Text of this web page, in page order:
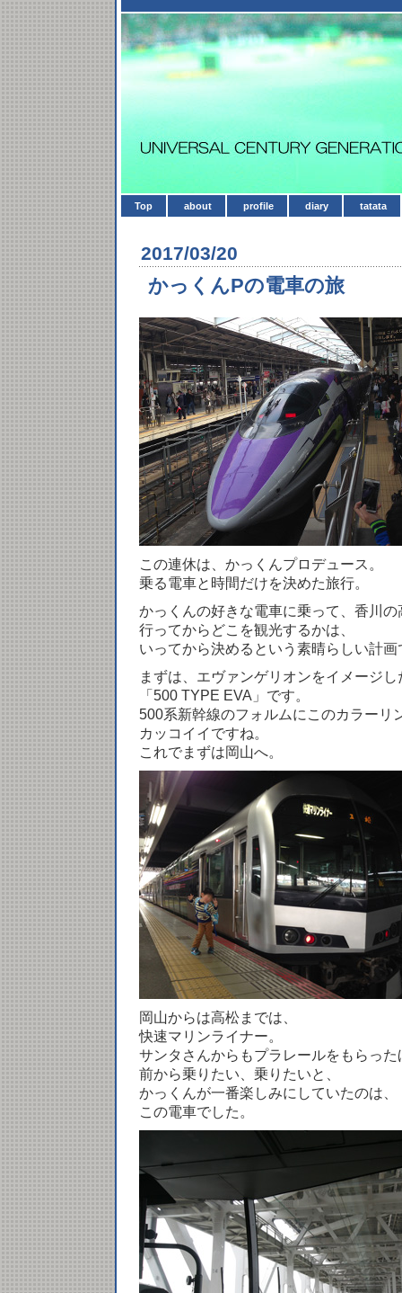
Top about profile diary tatata
2017/03/20
かっくんPの電車の旅
この連休は、かっくんプロデュース。
乗る電車と時間だけを決めた旅行。
かっくんの好きな電車に乗って、香川
行ってからどこを観光するかは、
いってから決めるという素晴らしい計画
まずは、エヴァンゲリオンをイメージ
「500 TYPE EVA」です。
500系新幹線のフォルムにこのカラーリ
カッコイイですね。
これでまずは岡山へ。
岡山からは高松までは、
快速マリンライナー。
サンタさんからもプラレールをもらっ
前から乗りたい、乗りたいと、
かっくんが一番楽しみにしていたのは、
この電車でした。